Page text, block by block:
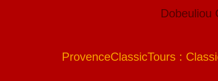
Dobeuliou
ProvenceClassicTours :